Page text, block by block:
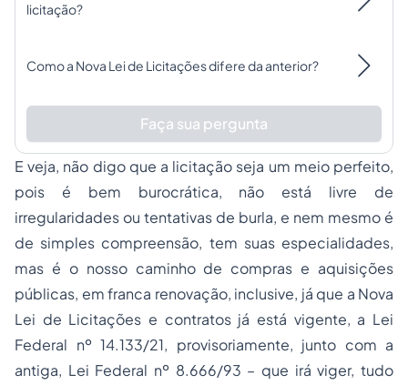
licitação?
Como a Nova Lei de Licitações difere da anterior?
Faça sua pergunta
E veja, não digo que a licitação seja um meio perfeito,
pois é bem burocrática, não está livre de
irregularidades ou tentativas de burla, e nem mesmo é
de simples compreensão, tem suas especialidades,
mas é o nosso caminho de compras e aquisições
públicas, em franca renovação, inclusive, já que a Nova
Lei de Licitações e contratos já está vigente, a Lei
Federal nº 14.133/21, provisoriamente, junto com a
antiga, Lei Federal nº 8.666/93 – que irá viger, tudo